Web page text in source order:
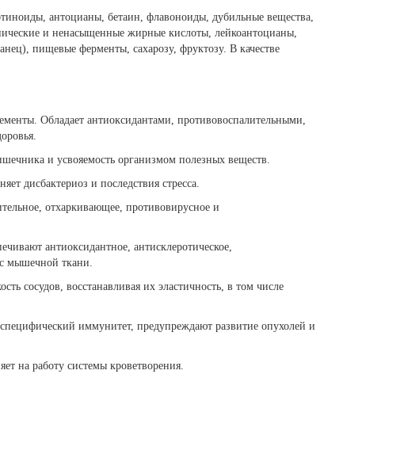
антоцианы, бетаин, флавоноиды, дубильные вещества,
и ненасыщенные жирные кислоты, лейкоантоцианы,
пищевые ферменты, сахарозу, фруктозу. В качестве
Обладает антиоксидантами, противовоспалительными,
и усвояемость организмом полезных веществ.
дисбактериоз и последствия стресса.
отхаркивающее, противовирусное и
антиоксидантное, антисклеротическое,
мышечной ткани.
сосудов, восстанавливая их эластичность, в том числе
иммунитет, предупреждают развитие опухолей и
на работу системы кроветворения.